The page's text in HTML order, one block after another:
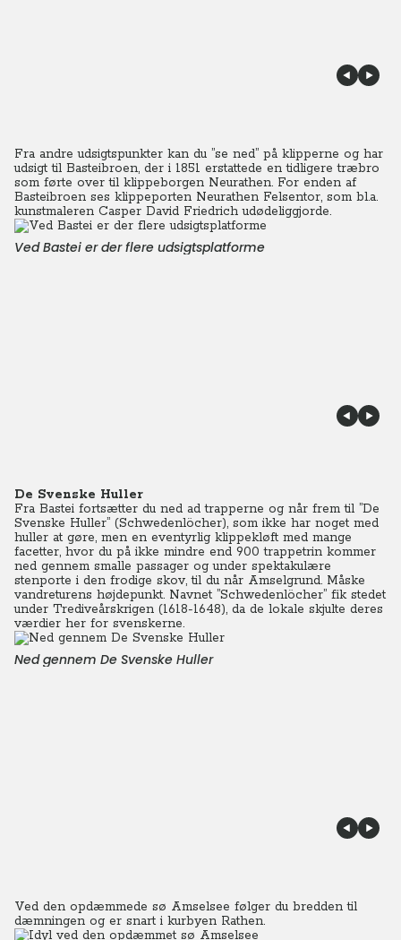
Fra andre udsigtspunkter kan du ”se ned” på klipperne og har
udsigt til Basteibroen, der i 1851 erstattede en tidligere træbro
som førte over til klippeborgen Neurathen. For enden af
Basteibroen ses klippeporten Neurathen Felsentor, som bl.a.
kunstmaleren Casper David Friedrich udødeliggjorde.
Ved Bastei er der flere udsigtsplatforme
De Svenske Huller
Fra Bastei fortsætter du ned ad trapperne og når frem til ”De
Svenske Huller” (Schwedenlöcher), som ikke har noget med
huller at gøre, men en eventyrlig klippekløft med mange
facetter, hvor du på ikke mindre end 900 trappetrin kommer
ned gennem smalle passager og under spektakulære
stenporte i den frodige skov, til du når Amselgrund. Måske
vandreturens højdepunkt. Navnet ”Schwedenlöcher” fik stedet
under Trediveårskrigen (1618-1648), da de lokale skjulte deres
værdier her for svenskerne.
Ned gennem De Svenske Huller
Ved den opdæmmede sø Amselsee følger du bredden til
dæmningen og er snart i kurbyen Rathen.